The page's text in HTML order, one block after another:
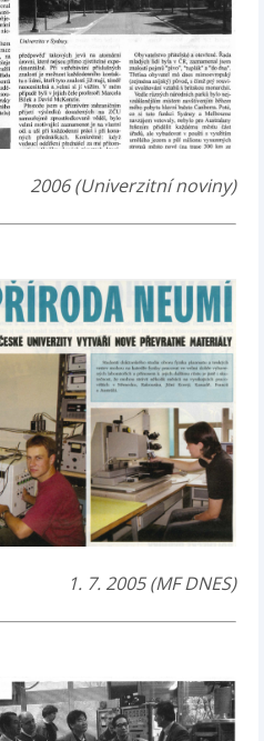
2006 (Univerzitní noviny)
1. 7. 2005 (MF DNES)